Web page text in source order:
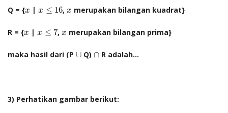
Q = {x
x | x ≤ 16
x ≤16 ,x
x merupakan bilangan kuadrat}
R = {x
x | x ≤ 7
x ≤7 ,x
x merupakan bilangan prima}
maka hasil dari (P ∪
∪ Q) ∩
∩ R adalah...
3) Perhatikan gambar berikut: